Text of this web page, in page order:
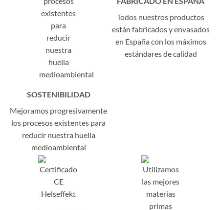
SOSTENIBILIDAD
Mejoramos progresivamente
los procesos existentes para
reducir nuestra huella
medioambiental
Todos nuestros productos
están fabricados y envasados
en España con los máximos
estándares de calidad